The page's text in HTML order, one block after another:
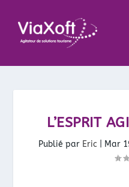
L’ESPRIT
Publié par Eric Mar